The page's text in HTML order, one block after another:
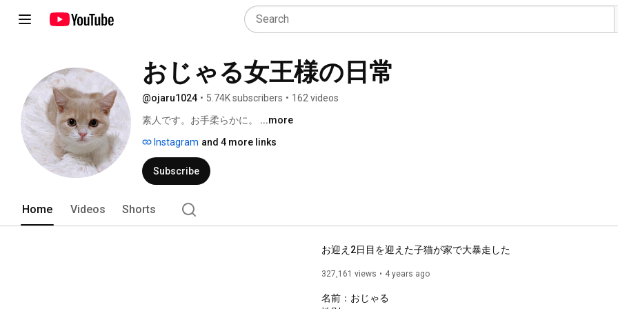
おじゃる女王様の日常
@ojaru1024 • 5.74K subscribers • 162 videos
素人です。お手柔らかに。 ...more
Instagram and 4 more links
Subscribe
Home Videos Shorts
お迎え2日目を迎えた子猫が家で大暴走した
327,161 views 4 years ago
名前：おじゃる